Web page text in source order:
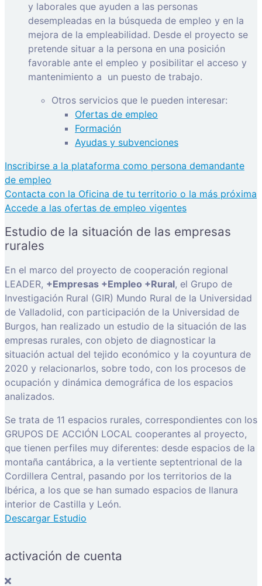
y laborales que ayuden a las personas
desempleadas en la búsqueda de empleo y en la
mejora de la empleabilidad. Desde el proyecto se
pretende situar a la persona en una posición
favorable ante el empleo y posibilitar el acceso y
mantenimiento a un puesto de trabajo.
Otros servicios que le pueden interesar:
Ofertas de empleo
Formación
Ayudas y subvenciones
Inscribirse a la plataforma como persona demandante
de empleo
Contacta con la Oficina de tu territorio o la más próxima
Accede a las ofertas de empleo vigentes
Estudio de la situación de las empresas
rurales
En el marco del proyecto de cooperación regional
LEADER, +Empresas +Empleo +Rural, el Grupo de
Investigación Rural (GIR) Mundo Rural de la Universidad
de Valladolid, con participación de la Universidad de
Burgos, han realizado un estudio de la situación de las
empresas rurales, con objeto de diagnosticar la
situación actual del tejido económico y la coyuntura de
2020 y relacionarlos, sobre todo, con los procesos de
ocupación y dinámica demográfica de los espacios
analizados.
Se trata de 11 espacios rurales, correspondientes con los
GRUPOS DE ACCIÓN LOCAL cooperantes al proyecto,
que tienen perfiles muy diferentes: desde espacios de la
montaña cantábrica, a la vertiente septentrional de la
Cordillera Central, pasando por los territorios de la
Ibérica, a los que se han sumado espacios de llanura
interior de Castilla y León.
Descargar Estudio
activación de cuenta